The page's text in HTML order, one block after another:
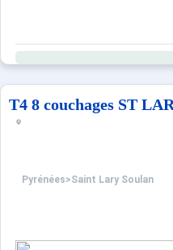
T4 8 couchages ST
Pyrénées>Saint Lary Soulan